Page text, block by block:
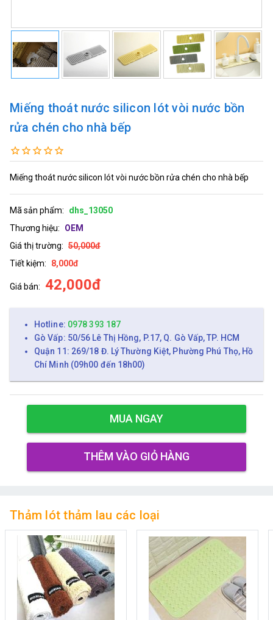
Miếng thoát nước silicon lót vòi nước bồn
rửa chén cho nhà bếp
Miếng thoát nước silicon lót vòi nước bồn rửa chén cho nhà bếp
Mã sản phẩm:
dhs_13050
Thương hiệu:
OEM
Giá thị trường: 50,000đ
Tiết kiệm:
8,000đ
Giá bán: 42,000đ
Hotline: 0978 393 187
Gò Vấp: 50/56 Lê Thị Hồng, P.17, Q. Gò Vấp, TP. HCM
Quận 11: 269/18 Đ. Lý Thường Kiệt, Phường Phú Thọ, Hồ
Chí Minh (09h00 đến 18h00)
MUA NGAY
THÊM VÀO GIỎ HÀNG
Thảm lót thảm lau các loại